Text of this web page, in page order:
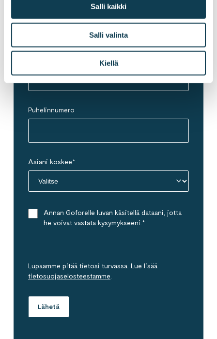
Salli kaikki
Salli valinta
Kiellä
Puhelinnumero
Asiani koskee*
Annan Goforelle luvan käsitellä dataani, jotta
he voivat vastata kysymykseeni. *
Lupaamme pitää tietosi turvassa. Lue lisää
tietosuojaselosteestamme